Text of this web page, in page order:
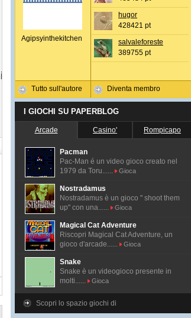
Agipsyinthekitchen
Tutto sull'autore
hugor
428421 pt
salvaleforeste
389755 pt
Diventa membro
I GIOCHI SU PAPERBLOG
Arcade Casino' Rompicapo
Pacman
Pac-Man é un video gioco creato nel
1979 da Toru......
Gioca
Nostradamus
Nostradamus è un gioco " shoot them
up" con una......
Gioca
Magical Cat Adventure
Riscopri Magical Cat Adventure, un
gioco d'arcade......
Gioca
Snake
Snake è un videogioco presente in
molti......
Gioca
Scopri lo spazio giochi di